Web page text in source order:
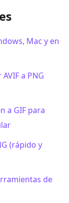
Mac y en
a PNG
a GIF para
(rápido y
de